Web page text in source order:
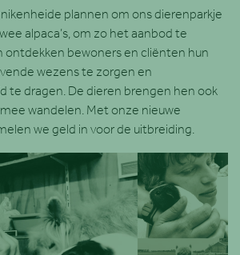
plannen om ons dierenparkje
alpaca’s, om zo het aanbod te
ontdekken bewoners en cliënten hun
wezens te zorgen en
te dragen. De dieren brengen hen ook
wandelen. Met onze nieuwe
we geld in voor de uitbreiding.